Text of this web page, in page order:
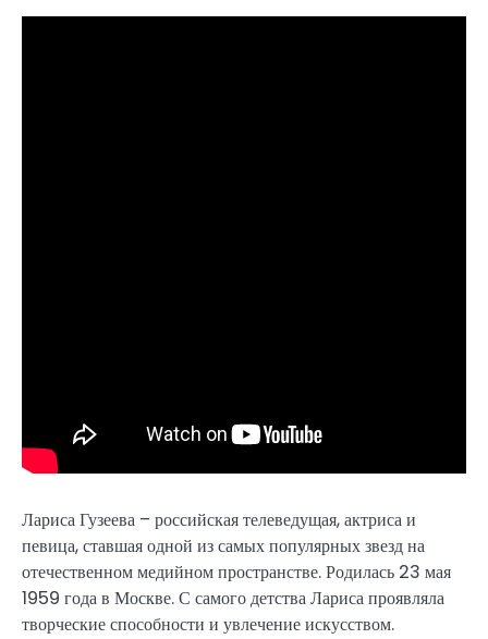
Лариса Гузеева – российская телеведущая, актриса и
певица, ставшая одной из самых популярных звезд на
отечественном медийном пространстве. Родилась 23 мая
1959 года в Москве. С самого детства Лариса проявляла
творческие способности и увлечение искусством.